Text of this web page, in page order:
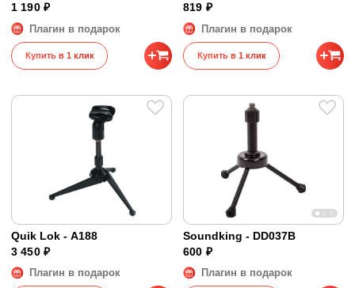
1 190 ₽
Плагин в подарок
Купить в 1 клик
819 ₽
Плагин в подарок
Купить в 1 клик
Quik Lok - A188
3 450 ₽
Плагин в подарок
Soundking - DD037B
600 ₽
Плагин в подарок